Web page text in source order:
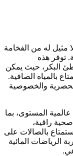
مثيل له من الفخامة
توفر هذه
البكر، حيث يمكن
بالمياه الصافية.
والخصوصية
المستوى، بما
راقية،
بالصالات على
الرياضات المائية